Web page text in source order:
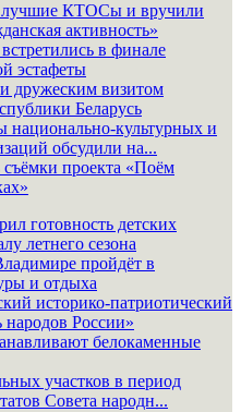
лучшие КТОСы и вручили
активность»
в финале
эстафеты
дружеским визитом
Беларусь
национально-культурных и
обсудили на...
проекта «Поём
готовность детских
летнего сезона
пройдёт в
и отдыха
историко-патриотический
России»
белокаменные
участков в период
Совета народн...